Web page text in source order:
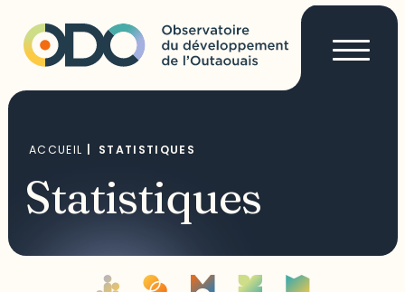
ACCUEIL STATISTIQUES
Statistiques